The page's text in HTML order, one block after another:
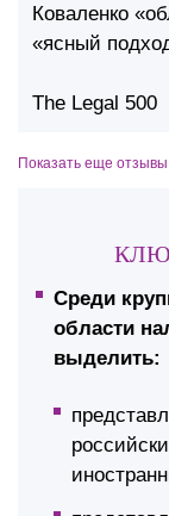
Коваленко
«ясный
The Legal 500
Показать еще отзывы
Среди
области
выделить: